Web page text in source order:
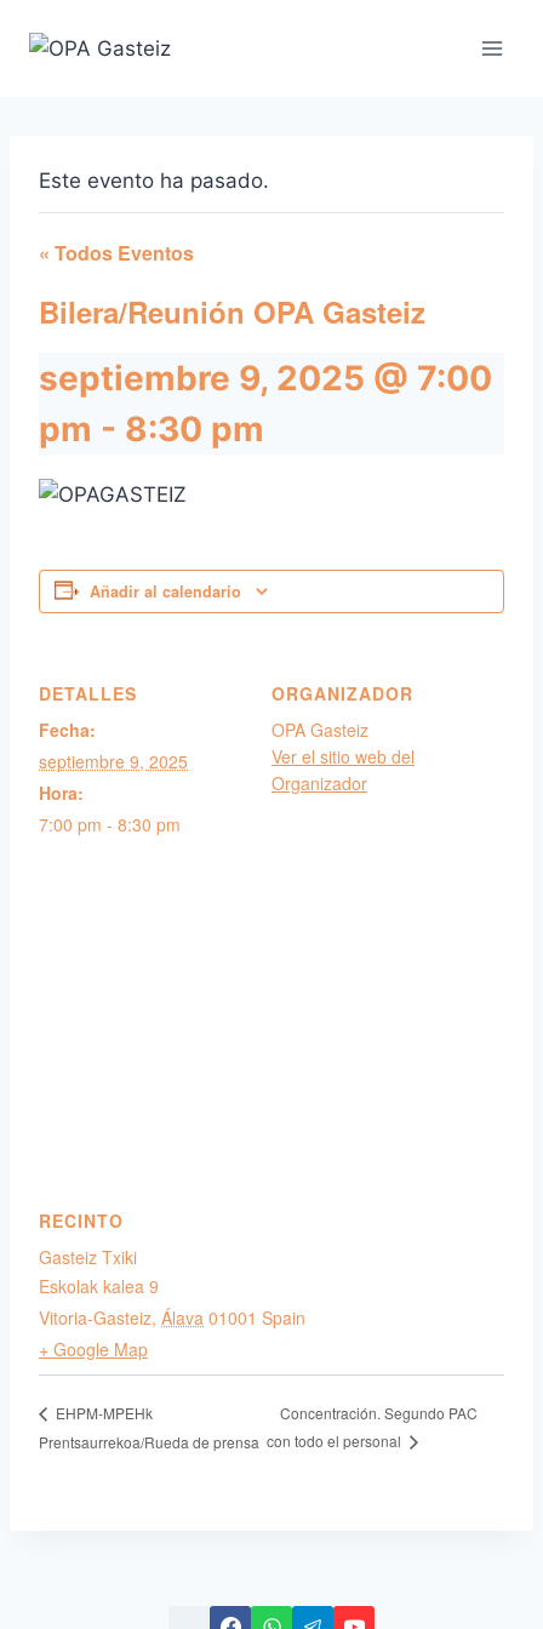
Este evento ha pasado.
« Todos Eventos
Bilera/Reunión OPA Gasteiz
septiembre 9, 2025 @ 7:00
pm - 8:30 pm
Añadir al calendario
DETALLES
Fecha:
septiembre 9, 2025
Hora:
7:00 pm - 8:30 pm
ORGANIZADOR
OPA Gasteiz
Ver el sitio web del
Organizador
RECINTO
Gasteiz Txiki
Eskolak kalea 9
Vitoria-Gasteiz, Álava 01001 Spain
+ Google Map
EHPM-MPEHk
Prentsaurrekoa/Rueda de prensa
Concentración. Segundo PAC
con todo el personal